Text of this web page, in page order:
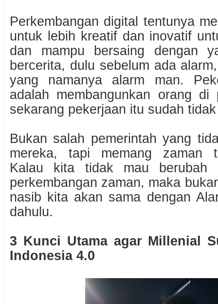
Perkembangan digital tentunya
untuk lebih kreatif dan inovatif
dan mampu bersaing dengan
bercerita, dulu sebelum ada
yang namanya alarm man.
adalah membangunkan orang di
sekarang pekerjaan itu sudah
Bukan salah pemerintah yang
mereka, tapi memang zaman
Kalau kita tidak mau berubah
perkembangan zaman, maka
nasib kita akan sama dengan
dahulu.
3 Kunci Utama agar Millenial
Indonesia 4.0